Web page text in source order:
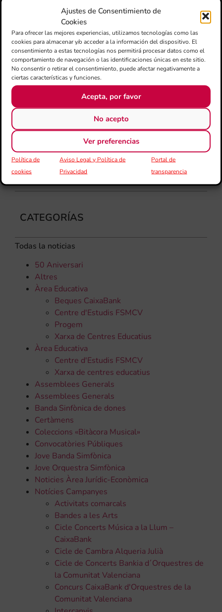
Ajustes de Consentimiento de
Cookies
Para ofrecer las mejores experiencias, utilizamos tecnologías como las
cookies para almacenar y/o acceder a la información del dispositivo. El
consentimiento a estas tecnologías nos permitirá procesar datos como el
comportamiento de navegación o las identificaciones únicas en este sitio.
No consentir o retirar el consentimiento, puede afectar negativamente a
ciertas características y funciones.
Acepta, por favor
No acepto
Ver preferencias
Política de
cookies
Aviso Legal y Política de
Privacidad
Portal de
transparencia
CATEGORÍAS
Todas la noticias
50 Aniversari
Altres
Àrea Educativa
Beques CaixaBank
Centre d'Estudis FSMCV
Progem
Xarxa de Centres Educatius
Àrea Educativa
Centre d'Estudis FSMCV
Xarxa de centres educatius
Assemblees Generals
Assemblees Generals
Banda Sinfònica de dones
Certàmens
Coleccions «Bitàcora Musical»
Convocatòries Públiques
Jove Banda Simfònica
Jove Orquestra Simfònica
Noticies Àrea Jurídic-Econòmica
Notícies Campanyes
Activitats comarcals
Bandes a les Arts
Cicle Concerts Música a la Llum –
CaixaBank
Cicle de Cambra Alqueria Julià
Cicle de Concerts Bankia d´Orquestres de
la Comunitat Valenciana
Concurs CaixaBank d'Orquestres de la
Comunitat Valenciana